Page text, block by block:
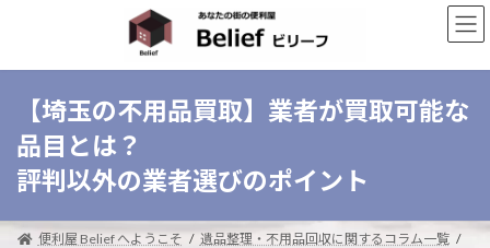
ン
ー
【埼玉の不用品買取】業者が買取可能な
品目とは？
評判以外の業者選びのポイント
便利屋 Belief へようこそ
遺品整理・不用品回収に関するコラム一覧